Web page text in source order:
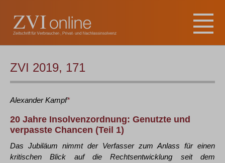
ZVI 2019, 171
Alexander Kampf*
20 Jahre Insolvenzordnung: Genutzte und
verpasste Chancen (Teil 1)
Das Jubiläum nimmt der Verfasser zum Anlass für einen
kritischen Blick auf die Rechtsentwicklung seit dem